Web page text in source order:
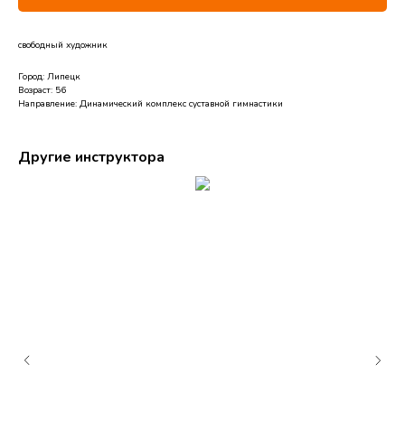
свободный художник
Город: Липецк
Возраст: 56
Направление: Динамический комплекс суставной гимнастики
Другие инструктора